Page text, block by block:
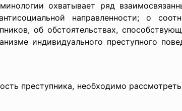
охватывает ряд
направленности; о
об обстоятельствах,
индивидуального преступного
преступника, необходимо